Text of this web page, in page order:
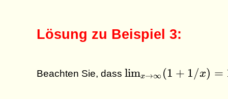
Lösung zu Beispiel 3:
Beachten Sie, dass \lim_{x\to
\infty} (1
limx→∞ (1 + 1/x) =